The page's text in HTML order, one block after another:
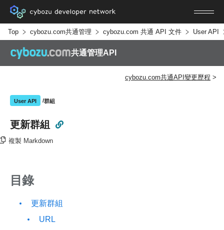
Top cybozu.com共通管理 cybozu.com 共通 API 文件 User API
共通管理API
cybozu.com共通API變更歷程
User API 群組
更新群組
複製 Markdown
目錄
更新群組
URL